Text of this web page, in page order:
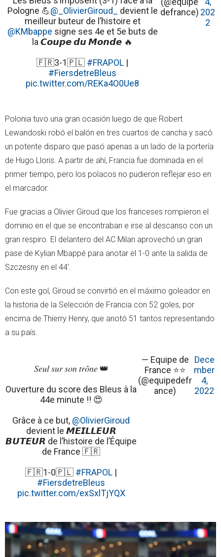
Pologne 💪@_OlivierGiroud_
devient le
meilleur buteur de l’histoire et
@KMbappe signe ses 4e et 5e buts de
la 𝘾𝙤𝙪𝙥𝙚 𝙙𝙪 𝙈𝙤𝙣𝙙𝙚 🔥
🇫🇷3-1🇵🇱 #FRAPOL |
#FiersdetreBleus
pic.twitter.com/REKa4O0Ue8
defrance) 202
2
Polonia tuvo una gran ocasión luego de que Robert
Lewandoski robó el balón en tres cuartos de cancha y sacó
un potente disparo que pasó apenas a un lado de la portería
de Hugo Lloris. A partir de ahí, Francia fue dominada en el
primer tiempo, pero los polacos no pudieron reflejar eso en
el marcador.
Fue gracias a Olivier Giroud que los franceses rompieron el
dominio en el que se encontraban e irse al descanso con un
gran respiro. El delantero del AC Milan aprovechó un gran
pase de Kylian Mbappé para anotar el 1-0 ante la salida de
Szczesny en el 44'.
Con este gol, Giroud se convirtió en el máximo goleador en
la historia de la Selección de Francia con 52 goles, por
encima de Thierry Henry, que anotó 51 tantos representando
a su país.
𝑆𝑒𝑢𝑙 𝑠𝑢𝑟 𝑠𝑜𝑛 𝑡𝑟𝑜̂𝑛𝑒 👑
Ouverture du score des Bleus à la
44e minute !! 😍
Grâce à ce but, @OlivierGiroud
devient le 𝙈𝙀𝙄𝙇𝙇𝙀𝙐𝙍
𝘽𝙐𝙏𝙀𝙐𝙍 de l’histoire de l’Équipe
de France 🇫🇷
🇫🇷1-0🇵🇱 #FRAPOL |
#FiersdetreBleus
pic.twitter.com/exSxlTjYQX
— Equipe de
France ⭐⭐
(@equipedefr
ance)
Dece
mber
4,
2022